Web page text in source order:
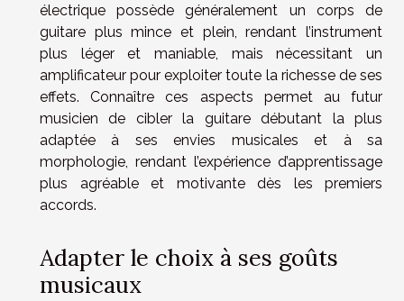
électrique possède généralement un corps de
guitare plus mince et plein, rendant l’instrument
plus léger et maniable, mais nécessitant un
amplificateur pour exploiter toute la richesse de ses
effets. Connaître ces aspects permet au futur
musicien de cibler la guitare débutant la plus
adaptée à ses envies musicales et à sa
morphologie, rendant l’expérience d’apprentissage
plus agréable et motivante dès les premiers
accords.
Adapter le choix à ses goûts
musicaux